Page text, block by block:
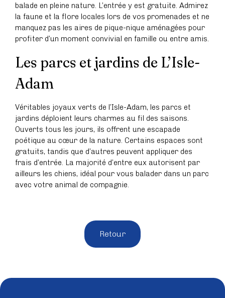
balade en pleine nature. L’entrée y est gratuite. Admirez
la faune et la flore locales lors de vos promenades et ne
manquez pas les aires de pique-nique aménagées pour
profiter d’un moment convivial en famille ou entre amis.
Les parcs et jardins de L’Isle-
Adam
Véritables joyaux verts de l’Isle-Adam, les parcs et
jardins déploient leurs charmes au fil des saisons.
Ouverts tous les jours, ils offrent une escapade
poétique au cœur de la nature. Certains espaces sont
gratuits, tandis que d’autres peuvent appliquer des
frais d’entrée. La majorité d’entre eux autorisent par
ailleurs les chiens, idéal pour vous balader dans un parc
avec votre animal de compagnie.
Retour